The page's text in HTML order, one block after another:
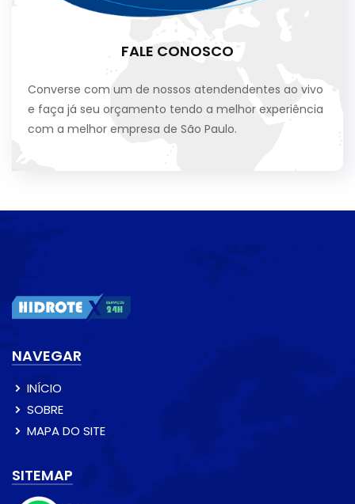
FALE CONOSCO
Converse com um de nossos atendendentes ao vivo
e faça já seu orçamento tendo a melhor experiência
com a melhor empresa de São Paulo.
NAVEGAR
INÍCIO
SOBRE
MAPA DO SITE
SITEMAP